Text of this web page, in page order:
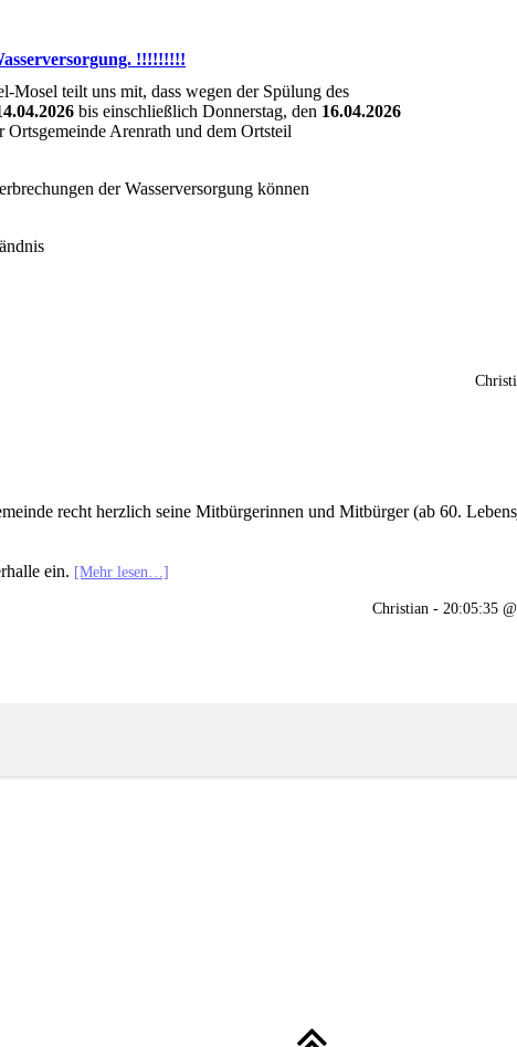
!!!!!!!!!
Mosel teilt uns mit, dass wegen der Spülung des
bis einschließlich Donnerstag, den 16.04.2026
Ortsgemeinde Arenrath und dem Ortsteil
der Wasserversorgung können
recht herzlich seine Mitbürgerinnen und Mitbürger (ab 60.
ein. [Mehr lesen…]
Christian - 20:05:35 @